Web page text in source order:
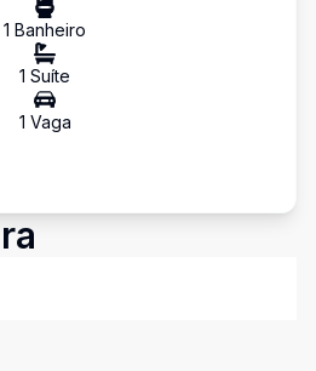
1 Banheiro
1 Suíte
1 Vaga